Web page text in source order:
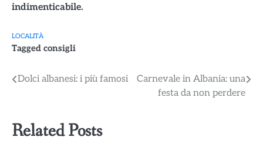
indimenticabile.
LOCALITÀ
Tagged consigli
Navigazione
Dolci albanesi: i più famosi
Carnevale in Albania: una
festa da non perdere
Related Posts